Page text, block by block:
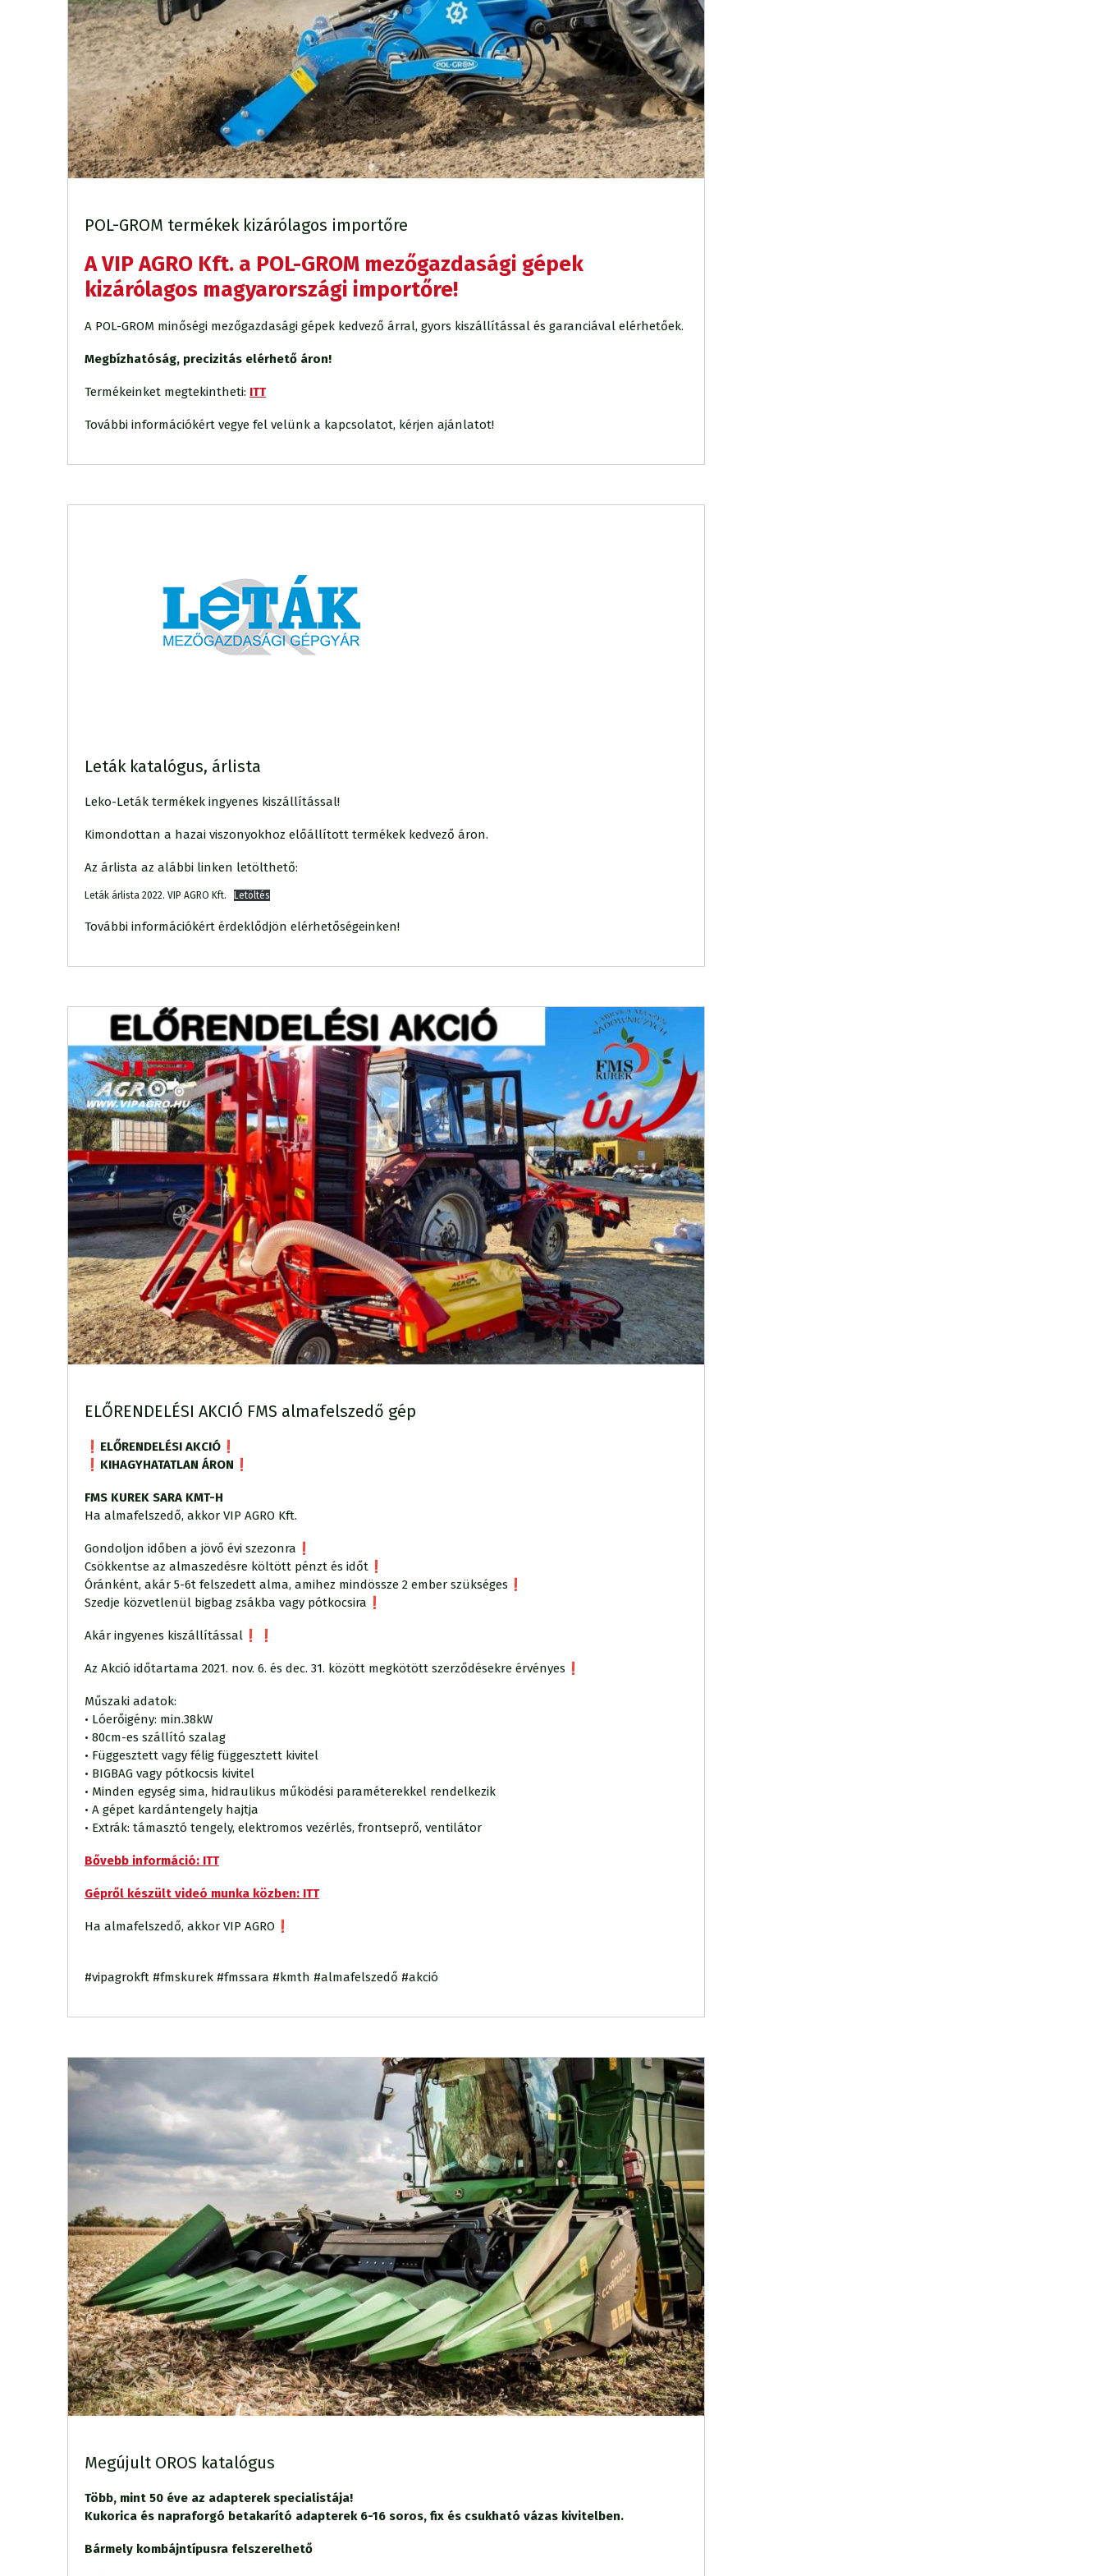
POL-GROM termékek kizárólagos importőre
A VIP AGRO Kft. a POL-GROM mezőgazdasági gépek
kizárólagos magyarországi importőre!
A POL-GROM minőségi mezőgazdasági gépek kedvező árral, gyors kiszállítással és garanciával elérhetőek.
Megbízhatóság, precizitás elérhető áron!
Termékeinket megtekintheti: ITT
További információkért vegye fel velünk a kapcsolatot, kérjen ajánlatot!
Leták katalógus, árlista
Leko-Leták termékek ingyenes kiszállítással!
Kimondottan a hazai viszonyokhoz előállított termékek kedvező áron.
Az árlista az alábbi linken letölthető:
Leták árlista 2022. VIP AGRO Kft. Letöltés
További információkért érdeklődjön elérhetőségeinken!
ELŐRENDELÉSI AKCIÓ FMS almafelszedő gép
❗️ELŐRENDELÉSI AKCIÓ❗️
❗️KIHAGYHATATLAN ÁRON❗️
FMS KUREK SARA KMT-H
Ha almafelszedő, akkor VIP AGRO Kft.
Gondoljon időben a jövő évi szezonra❗️
Csökkentse az almaszedésre költött pénzt és időt❗️
Óránként, akár 5-6t felszedett alma, amihez mindössze 2 ember szükséges❗️
Szedje közvetlenül bigbag zsákba vagy pótkocsira❗️
Akár ingyenes kiszállítással❗️❗️
Az Akció időtartama 2021. nov. 6. és dec. 31. között megkötött szerződésekre érvényes❗️
Műszaki adatok:
• Lóerőigény: min.38kW
• 80cm-es szállító szalag
• Függesztett vagy félig függesztett kivitel
• BIGBAG vagy pótkocsis kivitel
• Minden egység sima, hidraulikus működési paraméterekkel rendelkezik
• A gépet kardántengely hajtja
• Extrák: támasztó tengely, elektromos vezérlés, frontseprő, ventilátor
Bővebb információ: ITT
Gépről készült videó munka közben: ITT
Ha almafelszedő, akkor VIP AGRO❗️
#vipagrokft #fmskurek #fmssara #kmth #almafelszedő #akció
Megújult OROS katalógus
Több, mint 50 éve az adapterek specialistája!
Kukorica és napraforgó betakarító adapterek 6-16 soros, fix és csukható vázas kivitelben.
Bármely kombájntípusra felszerelhető